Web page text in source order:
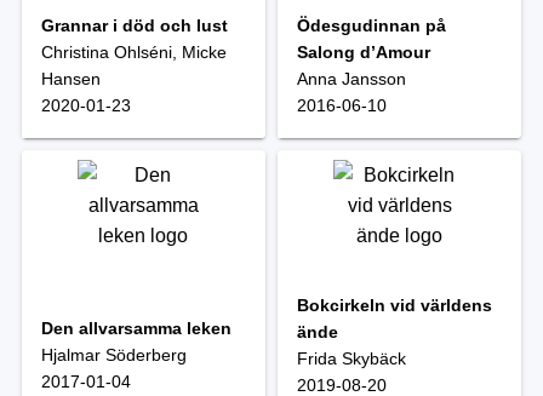
Grannar i död och lust
Christina Ohlséni, Micke
Hansen
2020-01-23
Ödesgudinnan på
Salong d’Amour
Anna Jansson
2016-06-10
Den allvarsamma leken
Hjalmar Söderberg
2017-01-04
Bokcirkeln vid världens
ände
Frida Skybäck
2019-08-20